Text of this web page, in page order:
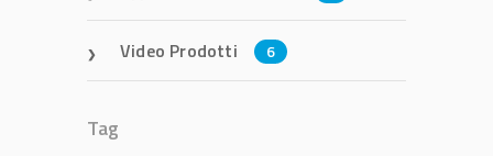
Video Prodotti 6
Tag